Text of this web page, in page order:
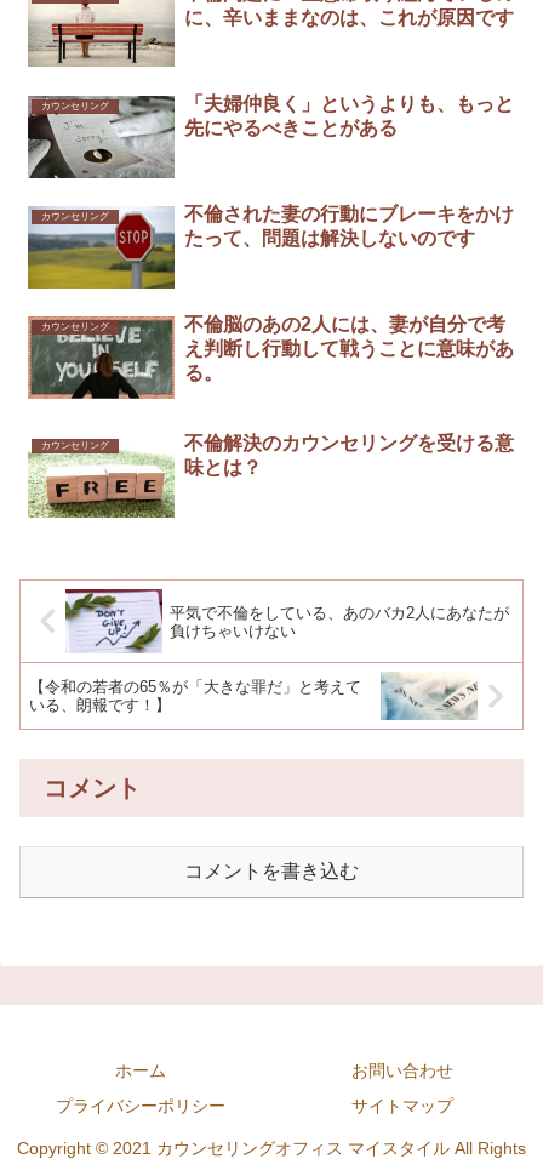
に、辛いままなのは、これが原因です
カウンセリング
「夫婦仲良く」というよりも、もっと
先にやるべきことがある
カウンセリング
不倫された妻の行動にブレーキをかけ
たって、問題は解決しないのです￼
カウンセリング
不倫脳のあの2人には、妻が自分で考
え判断し行動して戦うことに意味があ
る。
カウンセリング
不倫解決のカウンセリングを受ける意
味とは？
平気で不倫をしている、あのバカ2人にあなたが
負けちゃいけない
【令和の若者の65％が「大きな罪だ」と考えて
いる、朗報です！】
コメント
コメントを書き込む
ホーム
お問い合わせ
プライバシーポリシー
サイトマップ
Copyright © 2021 カウンセリングオフィス マイスタイル All Rights